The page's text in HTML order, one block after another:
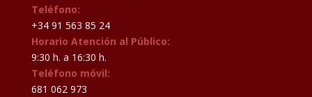
Teléfono:
+34 91 563 85 24
Horario Atención al Público:
9:30 h. a 16:30 h.
Teléfono móvil:
681 062 973